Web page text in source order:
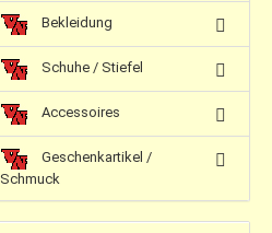
Bekleidung
Schuhe / Stiefel
Accessoires
Geschenkartikel /
Schmuck